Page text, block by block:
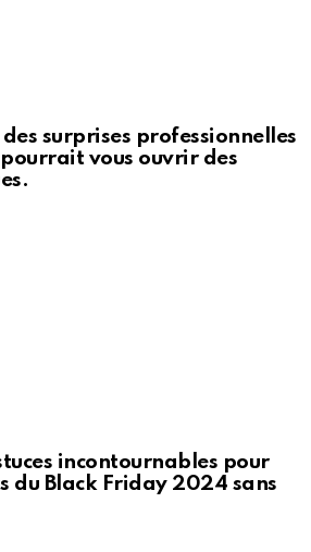
surprises professionnelles
vous ouvrir des
incontournables pour
du Black Friday 2024 sans